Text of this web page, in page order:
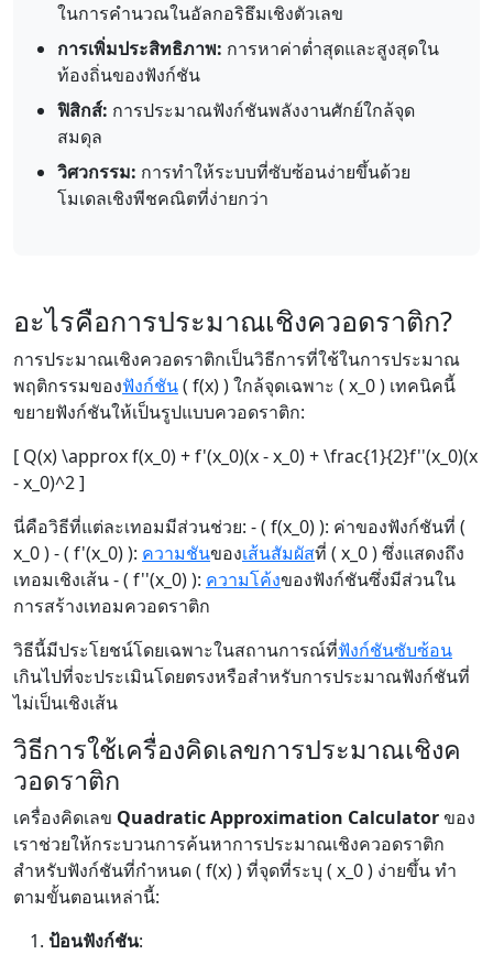
ในการคำนวณในอัลกอริธึมเชิงตัวเลข
การเพิ่มประสิทธิภาพ: การหาค่าต่ำสุดและสูงสุดใน
ท้องถิ่นของฟังก์ชัน
ฟิสิกส์: การประมาณฟังก์ชันพลังงานศักย์ใกล้จุด
สมดุล
วิศวกรรม: การทำให้ระบบที่ซับซ้อนง่ายขึ้นด้วย
โมเดลเชิงพีชคณิตที่ง่ายกว่า
อะไรคือการประมาณเชิงควอดราติก?
การประมาณเชิงควอดราติกเป็นวิธีการที่ใช้ในการประมาณ
พฤติกรรมของฟังก์ชัน( f(x) ) ใกล้จุดเฉพาะ ( x_0 ) เทคนิคนี้
ขยายฟังก์ชันให้เป็นรูปแบบควอดราติก:
[ Q(x) \approx f(x_0) + f'(x_0)(x - x_0) + \frac{1}{2}f''(x_0)(x
- x_0)^2 ]
นี่คือวิธีที่แต่ละเทอมมีส่วนช่วย: - ( f(x_0) ): ค่าของฟังก์ชันที่ (
x_0 ) - ( f'(x_0) ): ความชันของเส้นสัมผัสที่ ( x_0 ) ซึ่งแสดงถึง
เทอมเชิงเส้น - ( f''(x_0) ): ความโค้งของฟังก์ชันซึ่งมีส่วนใน
การสร้างเทอมควอดราติก
วิธีนี้มีประโยชน์โดยเฉพาะในสถานการณ์ที่ฟังก์ชันซับซ้อน
เกินไปที่จะประเมินโดยตรงหรือสำหรับการประมาณฟังก์ชันที่
ไม่เป็นเชิงเส้น
วิธีการใช้เครื่องคิดเลขการประมาณเชิงค
วอดราติก
เครื่องคิดเลข Quadratic Approximation Calculatorของ
เราช่วยให้กระบวนการค้นหาการประมาณเชิงควอดราติก
สำหรับฟังก์ชันที่กำหนด ( f(x) ) ที่จุดที่ระบุ ( x_0 ) ง่ายขึ้น ทำ
ตามขั้นตอนเหล่านี้:
ป้อนฟังก์ชัน: